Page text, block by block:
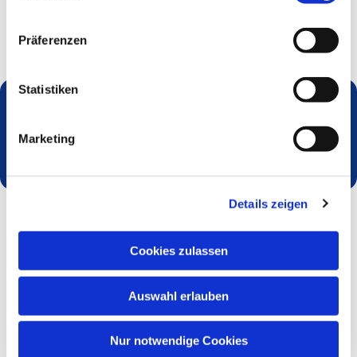
Präferenzen
Statistiken
Marketing
Details zeigen
Cookies zulassen
Auswahl erlauben
Nur notwendige Cookies
Dies könnte Sie auch interessieren